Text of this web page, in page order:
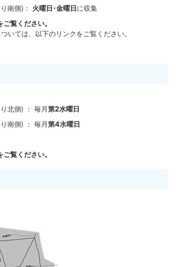
南側)： 火曜日･金曜日に収集
覧ください。
いては、以下のリンクをご覧ください。
北側) ： 毎月第2水曜日
南側) ： 毎月第4水曜日
覧ください。